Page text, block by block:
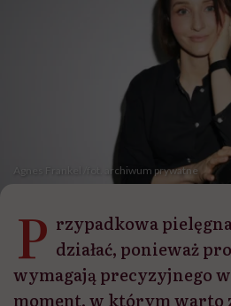
Agnes Frankel /fot. archiwum prywatne
P rzypadkowa
działać, ponieważ
wymagają precyzyjnego
moment, w którym warto